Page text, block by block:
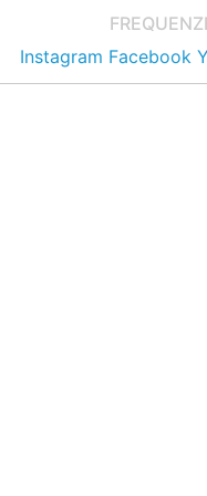
Instagram Facebook